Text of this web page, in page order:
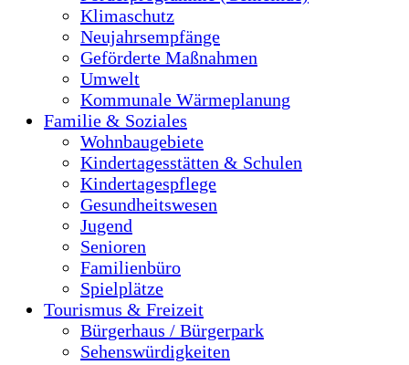
Klimaschutz
Neujahrsempfänge
Geförderte Maßnahmen
Umwelt
Kommunale Wärmeplanung
Familie & Soziales
Wohnbaugebiete
Kindertagesstätten & Schulen
Kindertagespflege
Gesundheitswesen
Jugend
Senioren
Familienbüro
Spielplätze
Tourismus & Freizeit
Bürgerhaus / Bürgerpark
Sehenswürdigkeiten